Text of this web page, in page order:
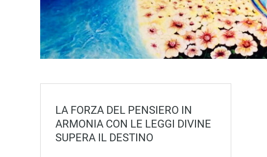
LA FORZA DEL PENSIERO IN
ARMONIA CON LE LEGGI DIVINE
SUPERA IL DESTINO